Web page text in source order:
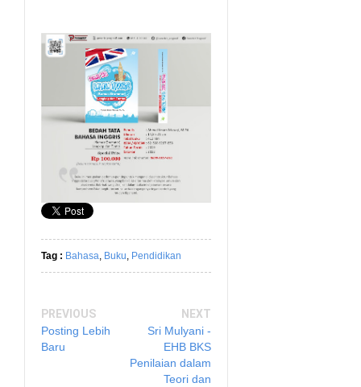
Tag : Bahasa, Buku, Pendidikan
PREVIOUS
Posting Lebih
Baru
NEXT
Sri Mulyani -
EHB BKS
Penilaian dalam
Teori dan